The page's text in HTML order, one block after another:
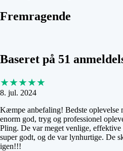
Fremragende
Baseret på 51
★★★★★
8. jul. 2024
Kæmpe anbefaling! Bedste oplevelse
enorm god, tryg og professionel
Pling. De var meget venlige,
super godt, og de var lynhurtige. De
igen!!!